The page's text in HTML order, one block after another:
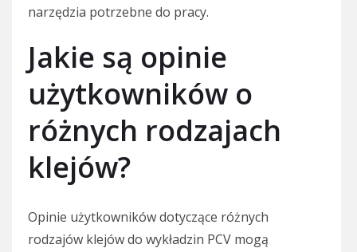
narzędzia potrzebne do pracy.
Jakie są opinie
użytkowników o
różnych rodzajach
klejów?
Opinie użytkowników dotyczące różnych
rodzajów klejów do wykładzin PCV mogą